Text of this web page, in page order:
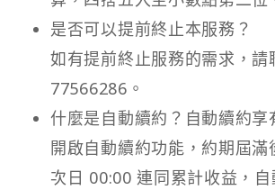
是否可以提前終止本服務？
如有提前終止服務的需求，請
77566286。
什麼是自動續約？自動續約享
開啟自動續約功能，約期屆滿
次日 00:00 連同累計收益，